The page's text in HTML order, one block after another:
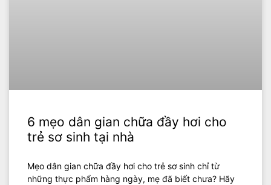
6 mẹo dân gian chữa đầy hơi cho
trẻ sơ sinh tại nhà
Mẹo dân gian chữa đầy hơi cho trẻ sơ sinh chỉ từ
những thực phẩm hàng ngày, mẹ đã biết chưa? Hãy